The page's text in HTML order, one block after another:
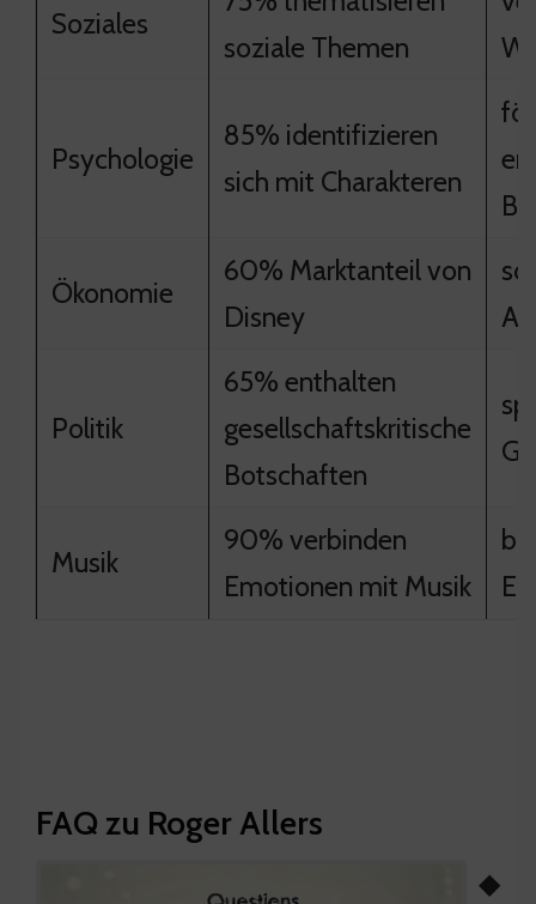
Soziales
soziale Themen
Psychologie
85% identifizieren
sich mit Charakteren
Ökonomie
60% Marktanteil von
Disney
Politik
65% enthalten
gesellschaftskritische
Botschaften
Musik
90% verbinden
Emotionen mit Musik
FAQ zu Roger Allers
◆